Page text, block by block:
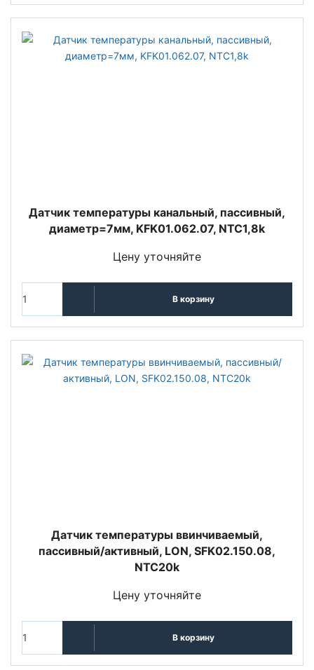
Датчик температуры канальный, пассивный,
диаметр=7мм, KFK01.062.07, NTC1,8k
Цену уточняйте
В корзину
Датчик температуры ввинчиваемый,
пассивный/активный, LON, SFK02.150.08,
NTC20k
Цену уточняйте
В корзину